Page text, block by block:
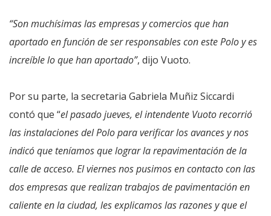
“Son muchísimas las empresas y comercios que han
aportado en función de ser responsables con este Polo y es
increíble lo que han aportado”, dijo Vuoto.
Por su parte, la secretaria Gabriela Muñiz Siccardi
contó que “el pasado jueves, el intendente Vuoto recorrió
las instalaciones del Polo para verificar los avances y nos
indicó que teníamos que lograr la repavimentación de la
calle de acceso. El viernes nos pusimos en contacto con las
dos empresas que realizan trabajos de pavimentación en
caliente en la ciudad, les explicamos las razones y que el